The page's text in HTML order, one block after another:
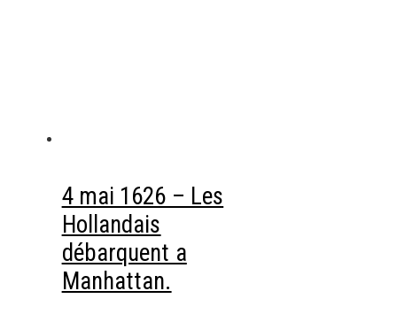
4 mai 1626 – Les
Hollandais
débarquent a
Manhattan.